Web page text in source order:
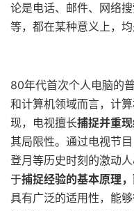
论是电话、邮件、网络
等，都在某种意义上，
80年代首次个人电脑的
和计算机领域而言，计
现，电视擅长捕捉并重
其局限性。通过电视节
登月等历史时刻的激动
于捕捉经验的基本原理
具有广泛的适用性，能